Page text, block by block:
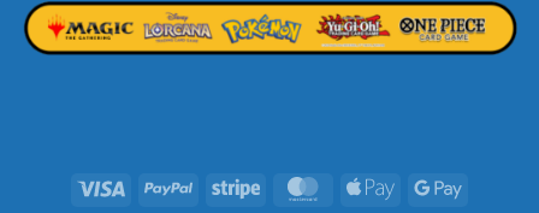
Visa PayPal Stripe MasterCard
Apple
Google